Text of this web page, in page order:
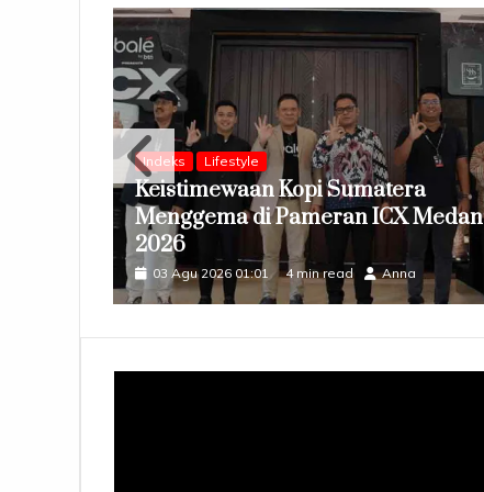
Indeks Lifestyle
Keistimewaan Kopi Sumatera
Menggema di Pameran ICX Medan
2026
03 Agu 2026 01:01 4 min read Anna